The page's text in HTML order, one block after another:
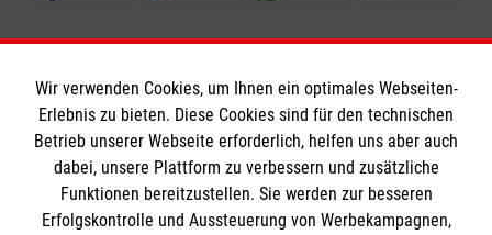
Informationen
Impressum
Wir verwenden Cookies, um Ihnen ein optimales Webseiten-
Erlebnis zu bieten. Diese Cookies sind für den technischen
Betrieb unserer Webseite erforderlich, helfen uns aber auch
dabei, unsere Plattform zu verbessern und zusätzliche
Funktionen bereitzustellen. Sie werden zur besseren
Erfolgskontrolle und Aussteuerung von Werbekampagnen,